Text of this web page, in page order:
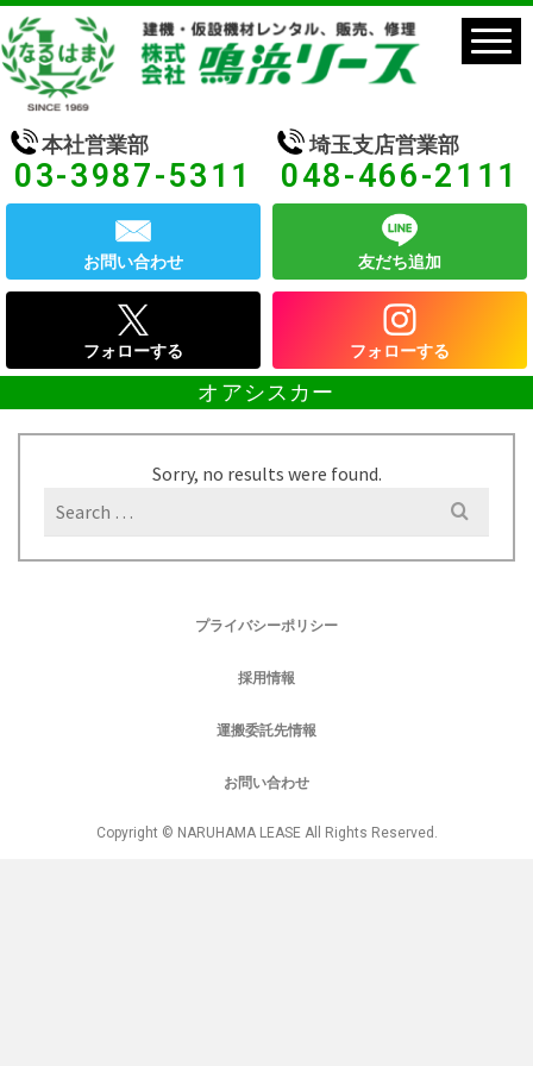
本社営業部
03-3987-5311
埼玉支店営業部
048-466-2111
お問い合わせ 友だち追加
フォローする フォローする
オアシスカー
Sorry, no results were found.
プライバシーポリシー
採用情報
運搬委託先情報
お問い合わせ
Copyright © NARUHAMA LEASE All Rights Reserved.